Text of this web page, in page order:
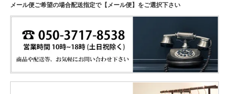
メール便ご希望の場合配送指定で【メール便】をご選択下さい